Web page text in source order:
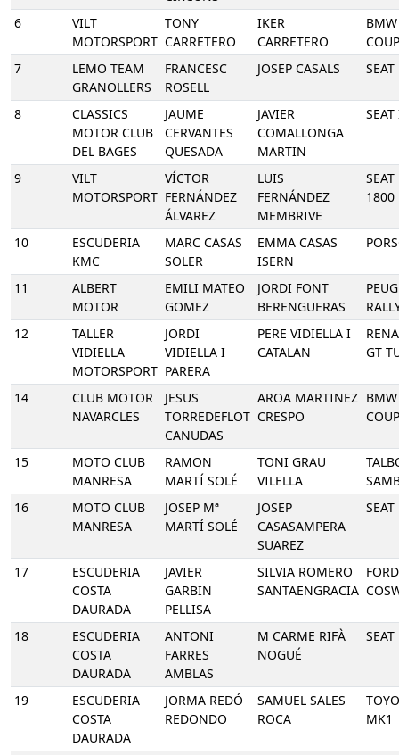
6
VILT
MOTORSPORT
TONY
CARRETERO
IKER
CARRETERO
7
LEMO TEAM
GRANOLLERS
FRANCESC
ROSELL
JOSEP CASALS
8
CLASSICS
MOTOR CLUB
DEL BAGES
JAUME
CERVANTES
QUESADA
JAVIER
COMALLONGA
MARTIN
9
VILT
MOTORSPORT
VÍCTOR
FERNÁNDEZ
ÁLVAREZ
LUIS
FERNÁNDEZ
MEMBRIVE
1800
10
ESCUDERIA
KMC
MARC CASAS
SOLER
EMMA CASAS
ISERN
11
ALBERT
MOTOR
EMILI MATEO
GOMEZ
JORDI FONT
BERENGUERAS
12
TALLER
VIDIELLA
MOTORSPORT
JORDI
VIDIELLA I
PARERA
PERE VIDIELLA I
CATALAN
GT
14
CLUB MOTOR
NAVARCLES
JESUS
TORREDEFLOT
CANUDAS
AROA MARTINEZ
CRESPO
15
MOTO CLUB
MANRESA
RAMON
MARTÍ SOLÉ
TONI GRAU
VILELLA
16
MOTO CLUB
MANRESA
JOSEP Mª
MARTÍ SOLÉ
JOSEP
CASASAMPERA
SUAREZ
17
ESCUDERIA
COSTA
DAURADA
JAVIER
GARBIN
PELLISA
SILVIA ROMERO
SANTAENGRACIA
18
ESCUDERIA
COSTA
DAURADA
ANTONI
FARRES
AMBLAS
M CARME RIFÀ
NOGUÉ
19
ESCUDERIA
COSTA
DAURADA
JORMA REDÓ
REDONDO
SAMUEL SALES
ROCA
MK1